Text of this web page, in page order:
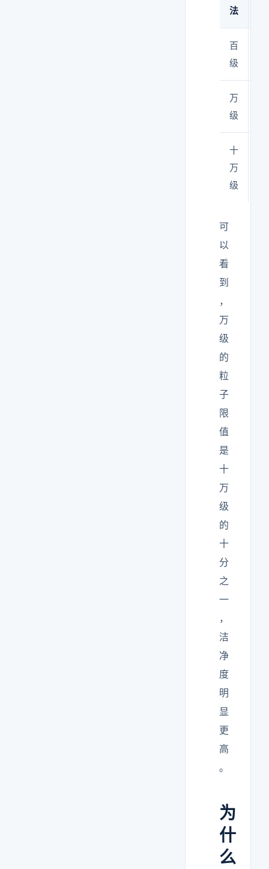
法
百
级
万
级
十
万
级
可
以
看
到
，
万
级
的
粒
子
限
值
是
十
万
级
的
十
分
之
一
，
洁
净
度
明
显
更
高
。
为
什
么